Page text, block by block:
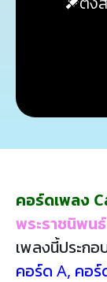
คอร์ดเพลง
พระราชนิพนธ์
เพลงนี้ประกอ
คอร์ด A, คอร์